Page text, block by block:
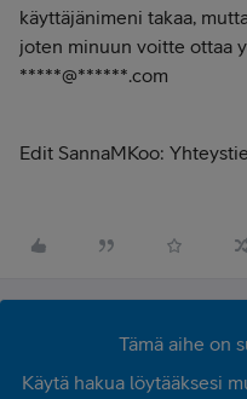
käyttäjänimeni takaa,
joten minuun voitte ottaa
*****@******.com
Edit SannaMKoo:
Tämä aihe on
Käytä hakua löytääksesi